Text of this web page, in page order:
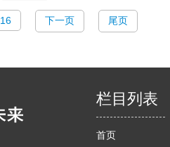
16 下一页 尾页
栏目列表
首页